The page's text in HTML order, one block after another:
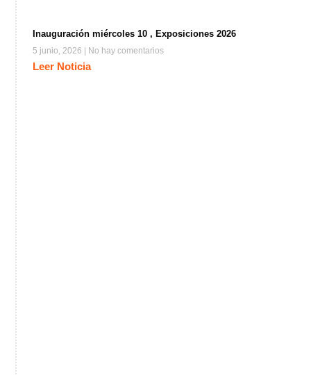
Inauguración miércoles 10 , Exposiciones 2026
5 junio, 2026 No hay comentarios
Leer Noticia